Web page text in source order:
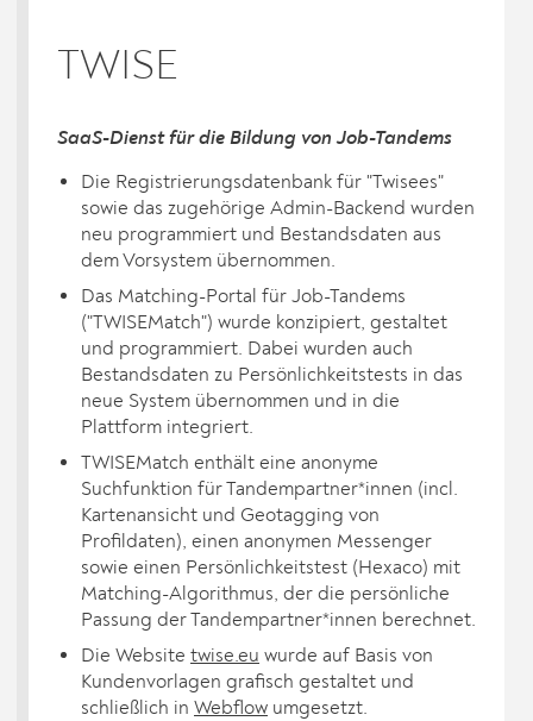
TWISE
SaaS-Dienst für die Bildung von Job-Tandems
Die Registrierungsdatenbank für "Twisees"
sowie das zugehörige Admin-Backend wurden
neu programmiert und Bestandsdaten aus
dem Vorsystem übernommen.
Das Matching-Portal für Job-Tandems
("TWISEMatch") wurde konzipiert, gestaltet
und programmiert. Dabei wurden auch
Bestandsdaten zu Persönlichkeitstests in das
neue System übernommen und in die
Plattform integriert.
TWISEMatch enthält eine anonyme
Suchfunktion für Tandempartner*innen (incl.
Kartenansicht und Geotagging von
Profildaten), einen anonymen Messenger
sowie einen Persönlichkeitstest (Hexaco) mit
Matching-Algorithmus, der die persönliche
Passung der Tandempartner*innen berechnet.
Die Website twise.eu wurde auf Basis von
Kundenvorlagen grafisch gestaltet und
schließlich in Webflow umgesetzt.